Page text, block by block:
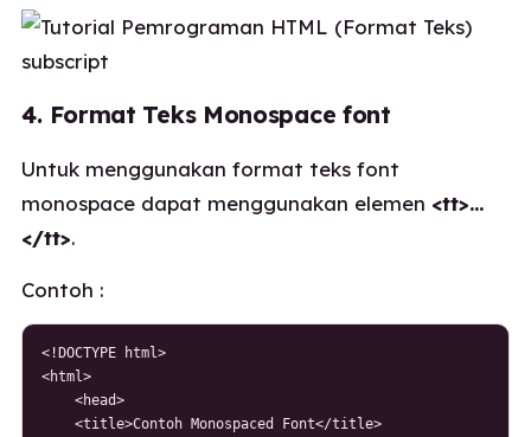
4. Format Teks Monospace font
Untuk menggunakan format teks font
monospace dapat menggunakan elemen <tt>…
</tt>.
Contoh :
<!DOCTYPE html>
<html>
    <head>
    <title>Contoh Monospaced Font</title>